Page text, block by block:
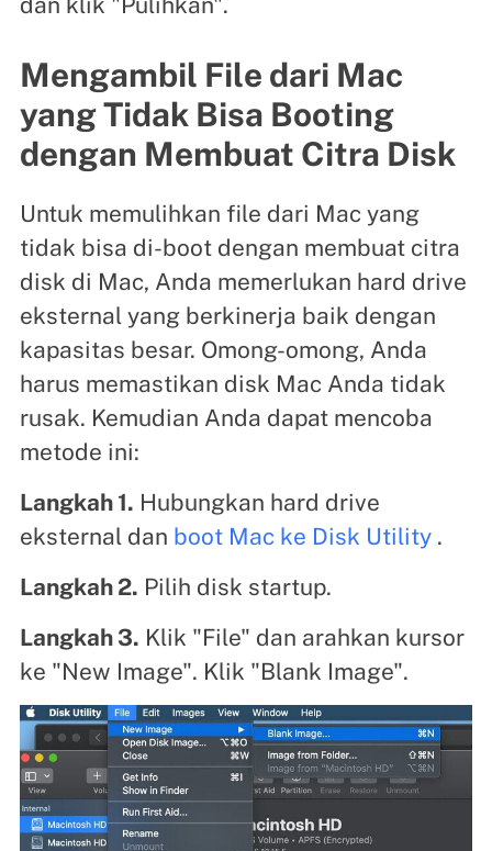
Mengambil File dari Mac
yang Tidak Bisa Booting
dengan Membuat Citra Disk
Untuk memulihkan file dari Mac yang
tidak bisa di-boot dengan membuat citra
disk di Mac, Anda memerlukan hard drive
eksternal yang berkinerja baik dengan
kapasitas besar. Omong-omong, Anda
harus memastikan disk Mac Anda tidak
rusak. Kemudian Anda dapat mencoba
metode ini:
Langkah 1. Hubungkan hard drive
eksternal dan boot Mac ke Disk Utility.
Langkah 2. Pilih disk startup.
Langkah 3. Klik "File" dan arahkan kursor
ke "New Image". Klik "Blank Image".